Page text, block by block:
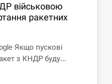
військовою
ракетних
Якщо пускові
з КНДР буду...